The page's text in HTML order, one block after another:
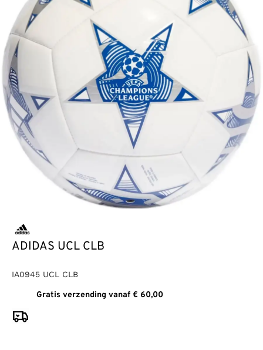
ADIDAS UCL CLB
IA0945 UCL CLB
Gratis verzending vanaf € 60,00